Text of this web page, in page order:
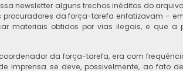
newsletter alguns trechos inéditos do
procuradores da força-tarefa enfatizavam –
materiais obtidos por vias ilegais, e que a
da força-tarefa, era com
imprensa se deve, possivelmente, ao fato